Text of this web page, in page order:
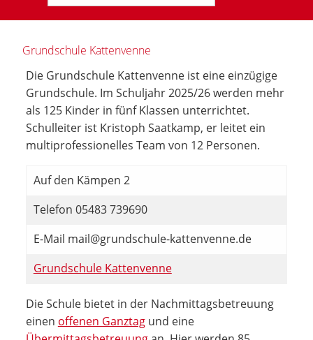
Grundschule Kattenvenne
Die Grundschule Kattenvenne ist eine einzügige
Grundschule. Im Schuljahr 2025/26 werden mehr
als 125 Kinder in fünf Klassen unterrichtet.
Schulleiter ist Kristoph Saatkamp, er leitet ein
multiprofessionelles Team von 12 Personen.
Auf den Kämpen 2
Telefon 05483 739690
E-Mail mail@grundschule-kattenvenne.de
Grundschule Kattenvenne
Die Schule bietet in der Nachmittagsbetreuung
einen offenen Ganztagund eine